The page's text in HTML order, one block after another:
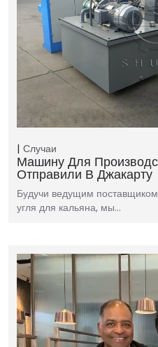
Случаи
Машину Для
Отправили В Джакарту
Будучи ведущим
угля для кальяна, мы…